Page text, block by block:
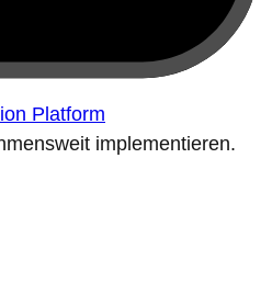
Platform
implementieren.